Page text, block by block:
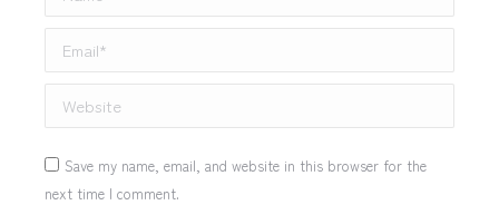
Email *
Website
Save my name, email, and website in this browser for the
next time I comment.